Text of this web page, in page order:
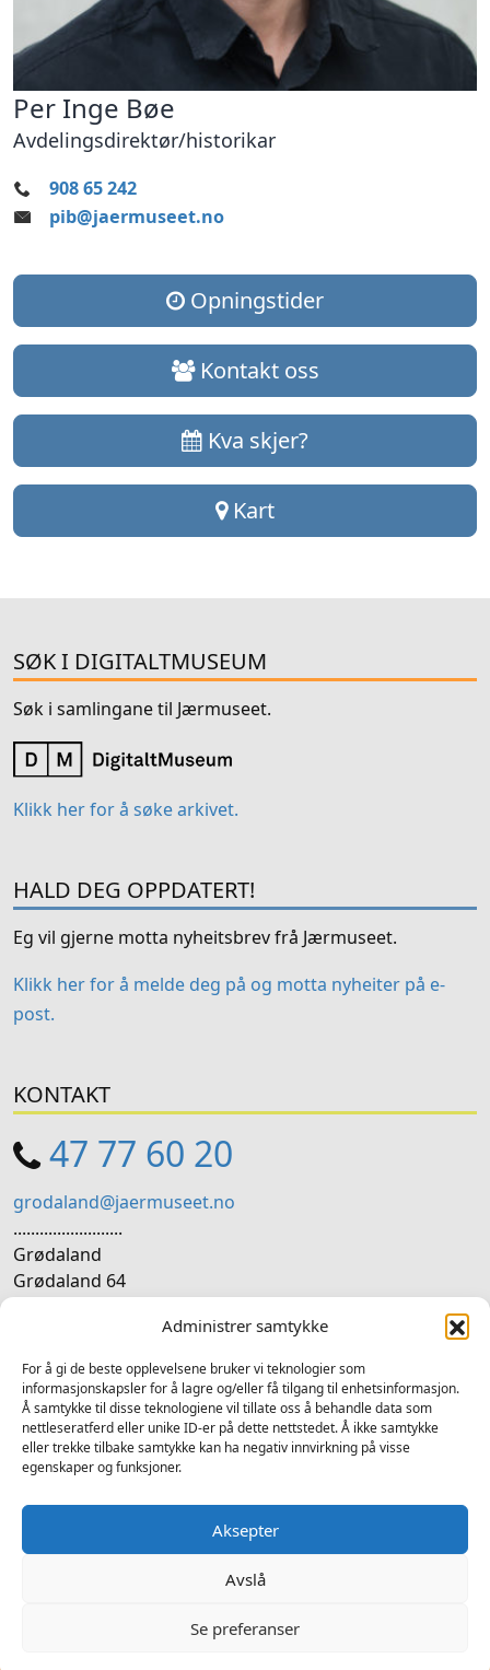
Administrer samtykke
For å gi de beste opplevelsene bruker vi teknologier som
informasjonskapsler for å lagre og/eller få tilgang til enhetsinformasjon.
Å samtykke til disse teknologiene vil tillate oss å behandle data som
nettleseratferd eller unike ID-er på dette nettstedet. Å ikke samtykke
eller trekke tilbake samtykke kan ha negativ innvirkning på visse
egenskaper og funksjoner.
Aksepter
Avslå
Se preferanser
Per Inge Bøe
Avdelingsdirektør/historikar
908 65 242
pib@jaermuseet.no
Opningstider
Kontakt oss
Kva skjer?
Kart
SØK I DIGITALTMUSEUM
Søk i samlingane til Jærmuseet.
Klikk her for å søke arkivet.
HALD DEG OPPDATERT!
Eg vil gjerne motta nyheitsbrev frå Jærmuseet.
Klikk her for å melde deg på og motta nyheiter på e-
post.
KONTAKT
47 77 60 20
grodaland@jaermuseet.no
.........................
Grødaland
Grødaland 64
SOSIALE MEDIER
Følg oss på sosiale medium for nyheiter og tilbod
FacebookInstagram
Ansvarleg redaktør Atle Fiskå - Design og utvikling av
Computers-Personvern